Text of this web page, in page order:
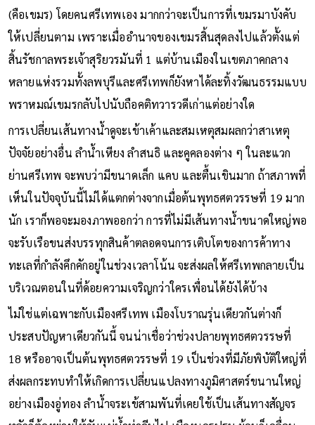
(คือเขมร) โดยคนศรีเทพเอง มากกว่าจะเป็นการที่เขมรมาบังคับ
ให้เปลี่ยนตาม เพราะเมื่ออำนาจของเขมรสิ้นสุดลงไปแล้วตั้งแต่
สิ้นรัชกาลพระเจ้าสุริยวรมันที่ 1 แต่บ้านเมืองในเขตภาคกลาง
หลายแห่งรวมทั้งลพบุรีและศรีเทพก็ยังหาได้ละทิ้งวัฒนธรรมแบบ
พราหมณ์เขมรกลับไปนับถือคติทวารวดีเก่าแต่อย่างใด
การเปลี่ยนเส้นทางน้ำดูจะเข้าเค้าและสมเหตุสมผลกว่าสาเหตุ
ปัจจัยอย่างอื่น ลำน้ำเหียง ลำสนธิ และคูคลองต่าง ๆ ในละแวก
ย่านศรีเทพ จะพบว่ามีขนาดเล็ก แคบ และตื้นเขินมาก ถ้าสภาพที่
เห็นในปัจจุบันนี้ไม่ได้แตกต่างจากเมื่อต้นพุทธศตวรรษที่ 19 มาก
นัก เราก็พอจะมองภาพออกว่า การที่ไม่มีเส้นทางน้ำขนาดใหญ่พอ
จะรับเรือขนส่งบรรทุกสินค้าตลอดจนการเติบโตของการค้าทาง
ทะเลที่กำลังคึกคักอยู่ในช่วงเวลาโน้น จะส่งผลให้ศรีเทพกลายเป็น
บริเวณตอนในที่ด้อยความเจริญกว่าใครเพื่อนได้ยังได้บ้าง
ไม่ใช่แต่เฉพาะกับเมืองศรีเทพ เมืองโบราณรุ่นเดียวกันต่างก็
ประสบปัญหาเดียวกันนี้ จนน่าเชื่อว่าช่วงปลายพุทธศตวรรษที่
18 หรืออาจเป็นต้นพุทธศตวรรษที่ 19 เป็นช่วงที่มีภัยพิบัติใหญ่ที่
ส่งผลกระทบทำให้เกิดการเปลี่ยนแปลงทางภูมิศาสตร์ขนานใหญ่
อย่างเมืองอู่ทอง ลำน้ำจระเข้สามพันที่เคยใช้เป็นเส้นทางสัญจร